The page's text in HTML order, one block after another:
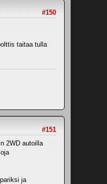
#150
taitaa tulla
#151
2WD autoilla
ja